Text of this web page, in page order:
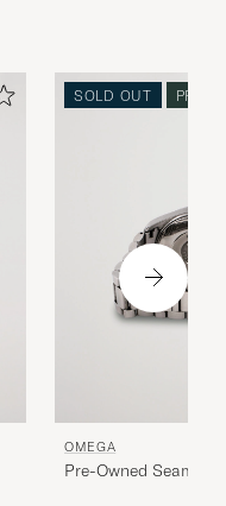
SOLD OUT PRE-
OMEGA
Pre-Owned